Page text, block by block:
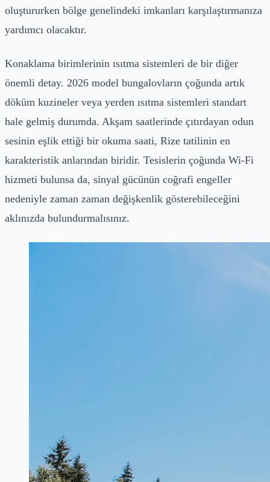
oluştururken bölge genelindeki imkanları karşılaştırmanıza
yardımcı olacaktır.
Konaklama birimlerinin ısıtma sistemleri de bir diğer
önemli detay. 2026 model bungalovların çoğunda artık
döküm kuzineler veya yerden ısıtma sistemleri standart
hale gelmiş durumda. Akşam saatlerinde çıtırdayan odun
sesinin eşlik ettiği bir okuma saati, Rize tatilinin en
karakteristik anlarından biridir. Tesislerin çoğunda Wi-Fi
hizmeti bulunsa da, sinyal gücünün coğrafi engeller
nedeniyle zaman zaman değişkenlik gösterebileceğini
aklınızda bulundurmalısınız.